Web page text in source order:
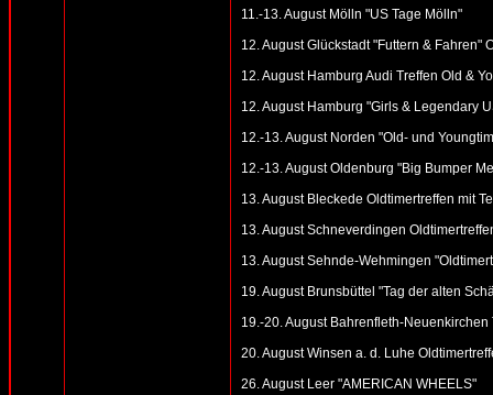
11.-13. August Mölln "US Tage Mölln"
12. August Glückstadt "Futtern & Fahren"
12. August Hamburg Audi Treffen Old &
12. August Hamburg "Girls & Legendary
12.-13. August Norden "Old- und
12.-13. August Oldenburg "Big Bumper
13. August Bleckede Oldtimertreffen mit
13. August Schneverdingen
13. August Sehnde-Wehmingen
19. August Brunsbüttel "Tag der alten
19.-20. August Bahrenfleth-
20. August Winsen a. d. Luhe
26. August Leer "AMERICAN WHEELS"